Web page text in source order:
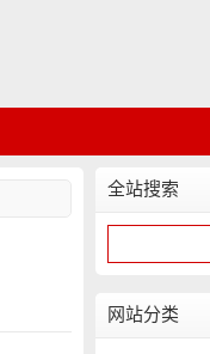
全站搜索
网站分类